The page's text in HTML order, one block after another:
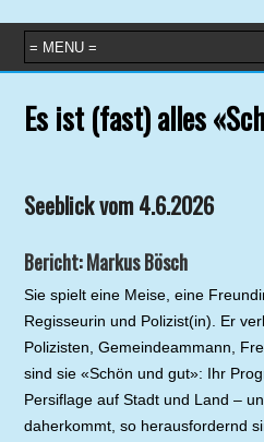
Es ist (fast) alles
Seeblick vom 4.6.2026
Bericht: Markus Bösch
Sie spielt eine Meise, eine
Regisseurin und Polizist(in). Er
Polizisten, Gemeindeammann,
sind sie «Schön und gut»: Ihr
Persiflage auf Stadt und Land –
daherkommt, so herausfordernd